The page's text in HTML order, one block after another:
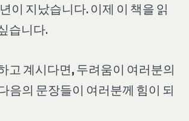
이 지났습니다. 이제 이 책을 읽
습니다.
고 계시다면, 두려움이 여러분의
음의 문장들이 여러분께 힘이 되